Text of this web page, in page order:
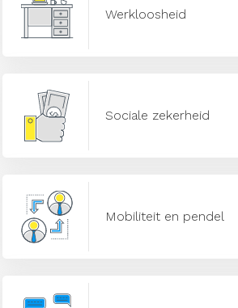
Werkloosheid
Sociale zekerheid
Mobiliteit en pendel